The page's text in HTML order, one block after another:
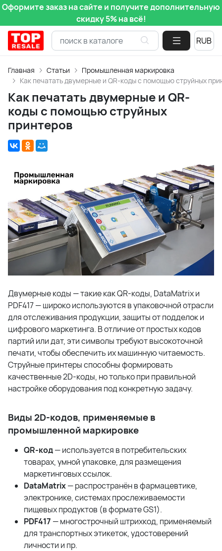
Оформите заказ на сайте и получите дополнительную
скидку 5% на всё!
Главная Статьи
Промышленная маркировка
Как печатать двумерные и QR-коды с помощью струйных
Как печатать двумерные и QR-
коды с помощью струйных
принтеров
Двумерные коды — такие как QR-коды, DataMatrix и
PDF417 — широко используются в упаковочной отрасли
для отслеживания продукции, защиты от подделок и
цифрового маркетинга. В отличие от простых кодов
партий или дат, эти символы требуют высокоточной
печати, чтобы обеспечить их машинную читаемость.
Струйные принтеры способны формировать
качественные 2D-коды, но только при правильной
настройке оборудования под конкретную задачу.
Виды 2D-кодов, применяемые в
промышленной маркировке
QR-код— используется в потребительских
товарах, умной упаковке, для размещения
маркетинговых ссылок.
DataMatrix— распространён в фармацевтике,
электронике, системах прослеживаемости
пищевых продуктов (в формате GS1).
PDF417 — многострочный штрихкод, применяемый
для транспортных этикеток, удостоверений
личности и пр.